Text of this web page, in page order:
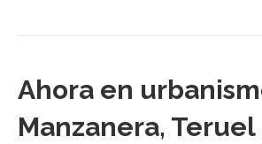
Ahora en
Manzanera, Teruel